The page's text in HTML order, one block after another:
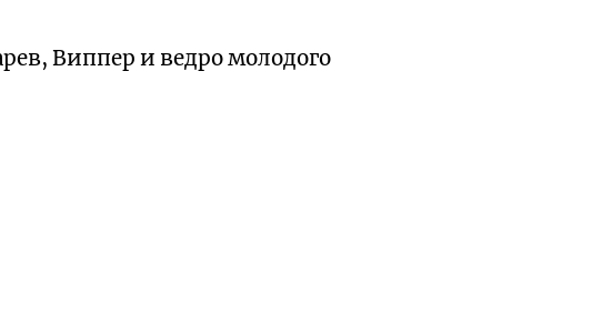
Виппер и ведро молодого